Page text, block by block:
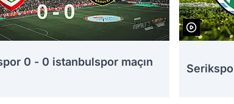
0 - 0 istanbulspor maçın